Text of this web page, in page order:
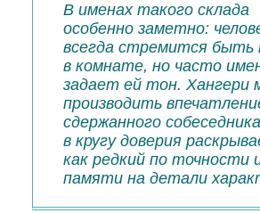
В именах такого склада
особенно заметно:
всегда стремится быть
в комнате, но часто
задает ей тон. Хангери
производить
сдержанного
в кругу доверия
как редкий по точности
памяти на детали